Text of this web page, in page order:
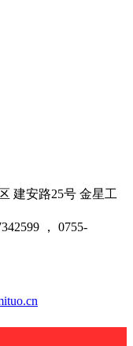
建安路25号 金星工
， 0755-